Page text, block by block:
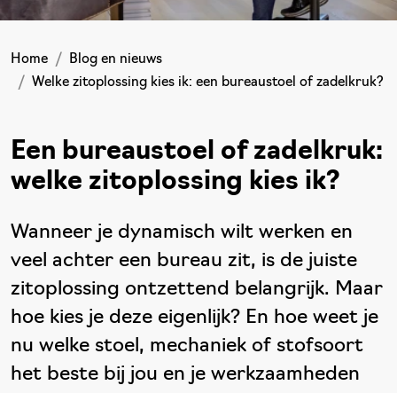
Home
Blog en nieuws
Welke zitoplossing kies ik: een bureaustoel of zadelkruk?
Een bureaustoel of zadelkruk:
welke zitoplossing kies ik?
Wanneer je dynamisch wilt werken en
veel achter een bureau zit, is de juiste
zitoplossing ontzettend belangrijk. Maar
hoe kies je deze eigenlijk? En hoe weet je
nu welke stoel, mechaniek of stofsoort
het beste bij jou en je werkzaamheden